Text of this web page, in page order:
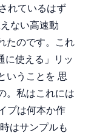
れているはず
ない高速動
たのです。これ
に使える」リッ
いうことを 思
。私はこれには
プは何本か作
はサンプルも